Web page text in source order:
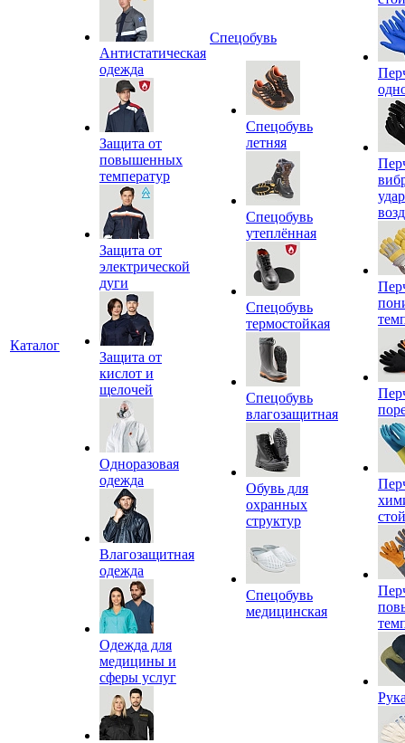
Каталог
Антистатическая
одежда
Защита от
повышенных
температур
Защита от
электрической
дуги
Защита от
кислот и
щелочей
Одноразовая
одежда
Влагозащитная
одежда
Одежда для
медицины и
сферы услуг
Спецобувь
Спецобувь
летняя
Спецобувь
утеплённая
Спецобувь
термостойкая
Спецобувь
влагозащитная
Обувь для
охранных
структур
Спецобувь
медицинская